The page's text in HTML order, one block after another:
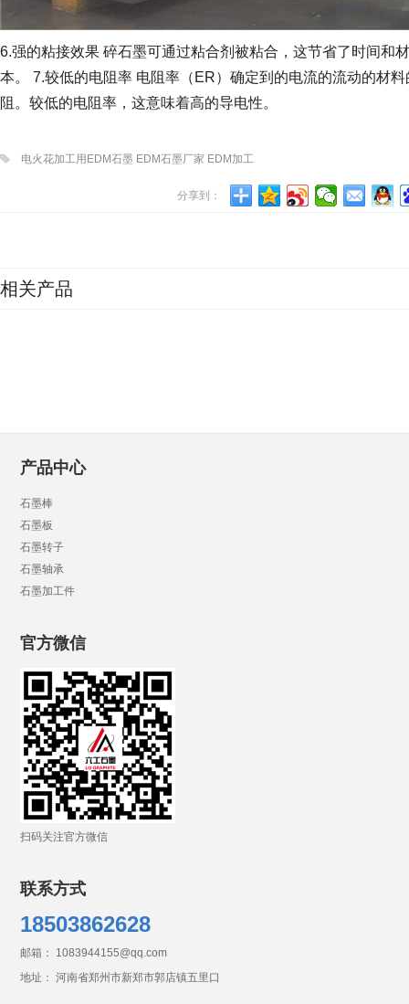
6.强的粘接效果 碎石墨可通过粘合剂被粘合，这节省了时间和
本。 7.较低的电阻率 电阻率（ ER）确定到的电流的流动的材料
阻。较低的电阻率，这意味着高的导电性。
电火花加工用EDM石墨 EDM石墨厂家 EDM加工
分享到：
相关产品
产品中心
石墨棒
石墨板
石墨转子
石墨轴承
石墨加工件
官方微信
扫码关注官方微信
联系方式
18503862628
邮箱： 1083944155@qq.com
地址： 河南省郑州市新郑市郭店镇五里口